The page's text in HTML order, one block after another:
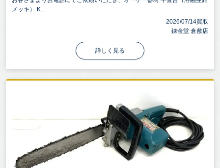
メッキ） K...
2026/07/14買取
錬金堂 倉敷店
詳しく見る